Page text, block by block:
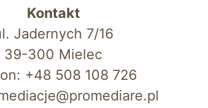
Kontakt
Jadernych 7/16
39-300 Mielec
+48 508 108 726